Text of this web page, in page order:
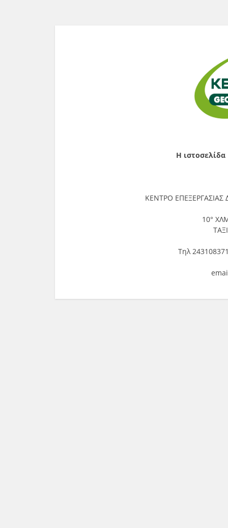
Η
ΚΕΝΤΡΟ
10°
Τηλ